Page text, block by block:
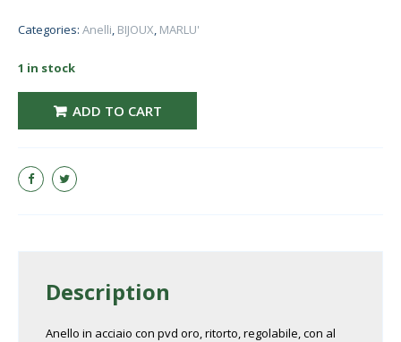
Categories: Anelli, BIJOUX, MARLU'
1 in stock
ADD TO CART
Description
Anello in acciaio con pvd oro, ritorto, regolabile, con al